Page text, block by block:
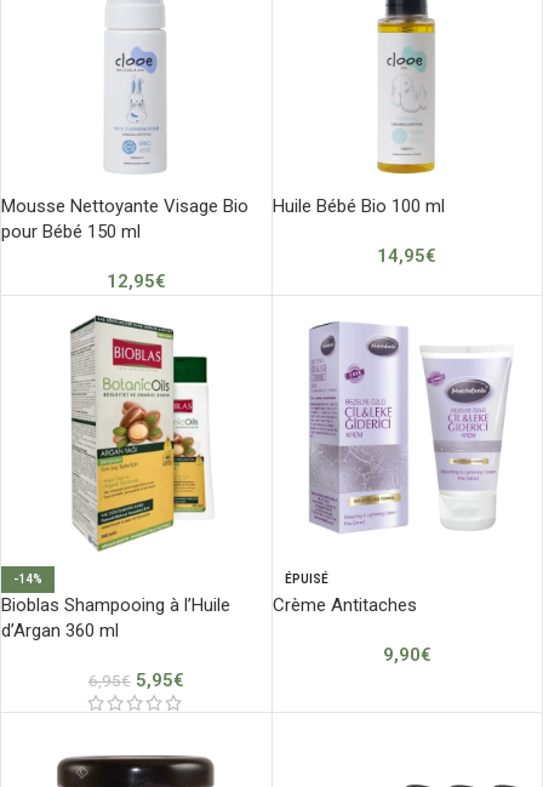
Mousse Nettoyante Visage Bio
pour Bébé 150 ml
12,95€
Huile Bébé Bio 100 ml
14,95€
-14%
Bioblas Shampooing à l’Huile
d’Argan 360 ml
6,95€ 5,95€
ÉPUISÉ
Crème Antitaches
9,90€